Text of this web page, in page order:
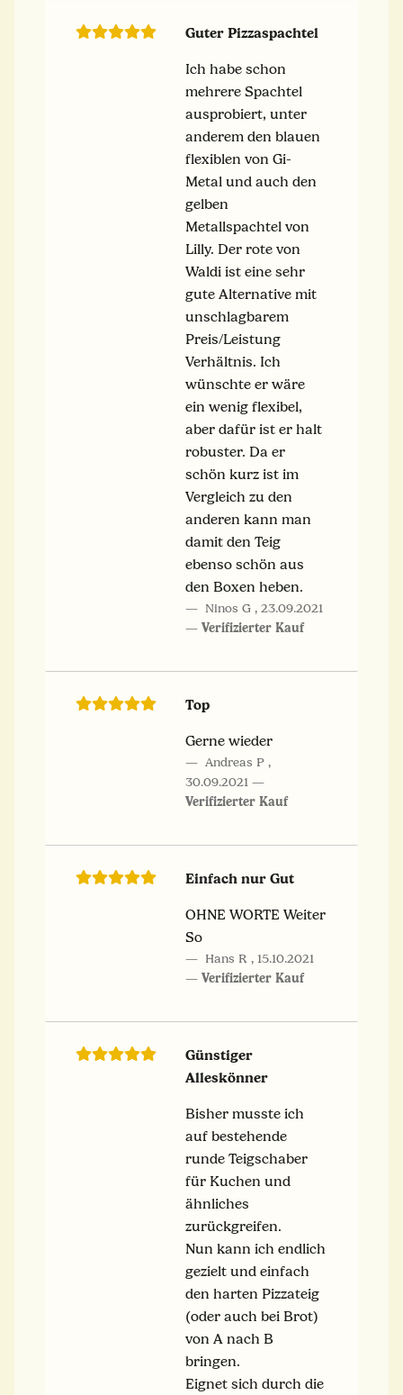
Guter Pizzaspachtel
Ich habe schon
mehrere Spachtel
ausprobiert, unter
anderem den blauen
flexiblen von Gi-
Metal und auch den
gelben
Metallspachtel von
Lilly. Der rote von
Waldi ist eine sehr
gute Alternative mit
unschlagbarem
Preis/Leistung
Verhältnis. Ich
wünschte er wäre
ein wenig flexibel,
aber dafür ist er halt
robuster. Da er
schön kurz ist im
Vergleich zu den
anderen kann man
damit den Teig
ebenso schön aus
den Boxen heben.
Ninos G , 23.09.2021
Verifizierter Kauf
Top
Gerne wieder
Andreas P ,
30.09.2021
Verifizierter Kauf
Einfach nur Gut
OHNE WORTE Weiter
So
Hans R , 15.10.2021
Verifizierter Kauf
Günstiger
Alleskönner
Bisher musste ich
auf bestehende
runde Teigschaber
für Kuchen und
ähnliches
zurückgreifen.
Nun kann ich endlich
gezielt und einfach
den harten Pizzateig
(oder auch bei Brot)
von A nach B
bringen.
Eignet sich durch die